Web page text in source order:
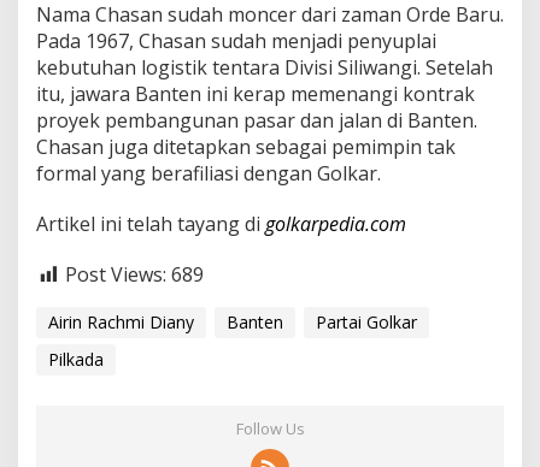
u
r
u
n
a
n
a
u
a
Nama Chasan sudah moncer dari zaman Orde Baru.
Pada 1967, Chasan sudah menjadi penyuplai
kebutuhan logistik tentara Divisi Siliwangi. Setelah
itu, jawara Banten ini kerap memenangi kontrak
proyek pembangunan pasar dan jalan di Banten.
Chasan juga ditetapkan sebagai pemimpin tak
formal yang berafiliasi dengan Golkar.
Artikel ini telah tayang di golkarpedia.com
Post Views: 689
Airin Rachmi Diany Banten
Partai Golkar
Pilkada
Follow Us